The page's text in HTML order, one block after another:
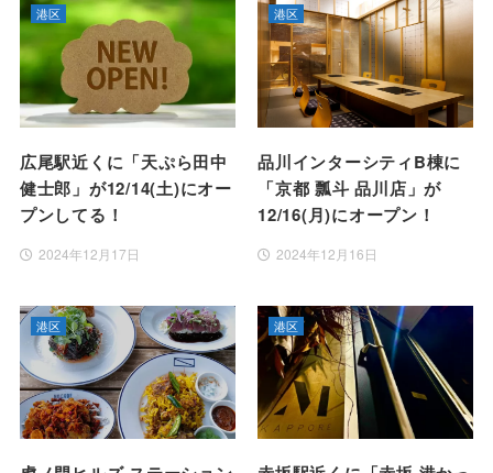
広尾駅近くに「天ぷら田中
健士郎」が12/14(土)にオー
プンしてる！
港区
2024年12月17日
品川インターシティB棟に
「京都 瓢斗 品川店」が
12/16(月)にオープン！
港区
2024年12月16日
港区 港区